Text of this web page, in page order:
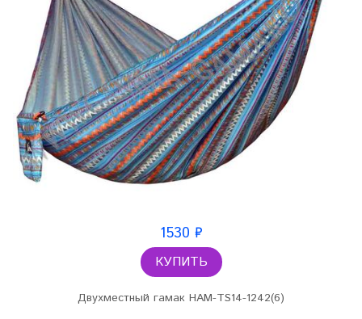
1530 ₽
КУПИТЬ
Двухместный гамак HAM-TS14-1242(6)